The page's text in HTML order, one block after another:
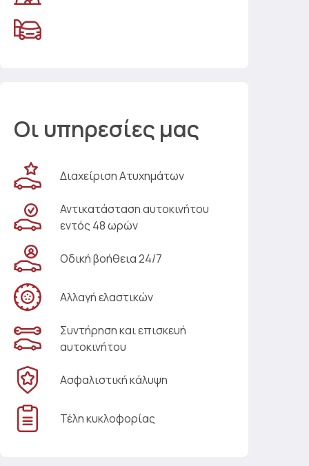
Οι υπηρεσίες μας
Διαχείριση Ατυχημάτων
Αντικατάσταση αυτοκινήτου
εντός 48 ωρών
Οδική βοήθεια 24/7
Αλλαγή ελαστικών
Συντήρηση και επισκευή
αυτοκινήτου
Ασφαλιστική κάλυψη
Τέλη κυκλοφορίας